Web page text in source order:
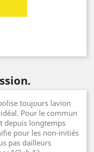
toujours lavion
Pour le commun
depuis longtemps
pour les non-initiés
pas dailleurs